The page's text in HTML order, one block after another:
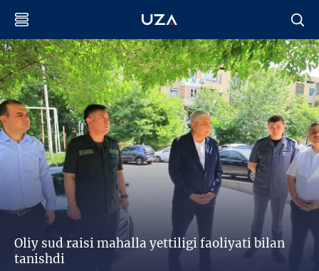
Oliy sud raisi mahalla yettiligi faoliyati bilan
tanishdi